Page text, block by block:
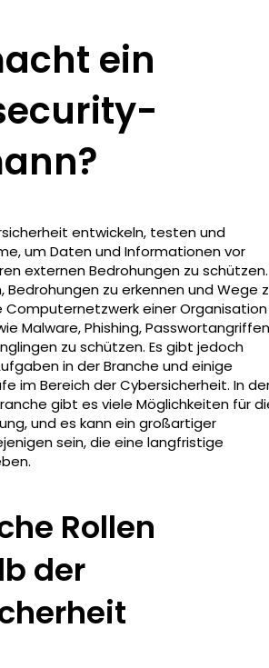
ein
entwickeln, testen und
um Daten und Informationen vor
externen Bedrohungen zu schützen.
Bedrohungen zu erkennen und Wege
Computernetzwerk einer Organisation
Malware, Phishing, Passwortangriffen
zu schützen. Es gibt jedoch
in der Branche und einige
im Bereich der Cybersicherheit. In
gibt es viele Möglichkeiten für
und es kann ein großartiger
sein, die eine langfristige
Rollen
der